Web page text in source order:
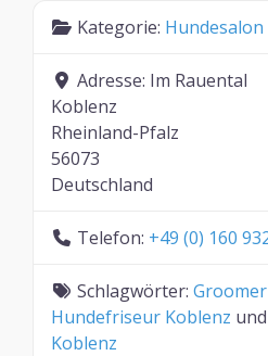
Kategorie: Hundesalon
Adresse: Im Rauental
Koblenz
Rheinland-Pfalz
56073
Deutschland
Telefon: +49 (0) 160
Schlagwörter:
Hundefriseur Koblenz und
Koblenz